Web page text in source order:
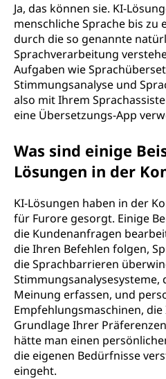
Ja, das können sie. KI-
menschliche Sprache bis zu
durch die so genannte
Sprachverarbeitung
Aufgaben wie
Stimmungsanalyse und
also mit Ihrem
eine Übersetzungs-App
Was sind einige
Lösungen in der
KI-Lösungen haben in der
für Furore gesorgt. Einige
die Kundenanfragen
die Ihren Befehlen folgen,
die Sprachbarrieren
Stimmungsanalysesysteme,
Meinung erfassen, und
Empfehlungsmaschinen,
Grundlage Ihrer
hätte man einen
die eigenen Bedürfnisse
eingeht.